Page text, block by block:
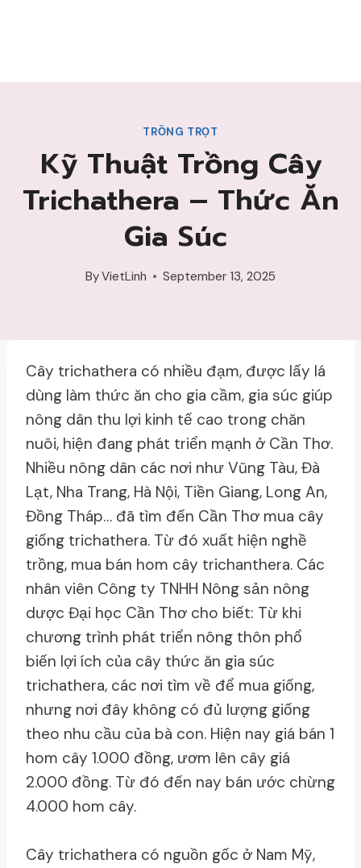
TRỒNG TRỌT
Kỹ Thuật Trồng Cây
Trichathera – Thức Ăn
Gia Súc
ByVietLinh September 13, 2025
Cây trichathera có nhiều đạm, được lấy lá
dùng làm thức ăn cho gia cầm, gia súc giúp
nông dân thu lợi kinh tế cao trong chăn
nuôi, hiện đang phát triển mạnh ở Cần Thơ.
Nhiều nông dân các nơi như Vũng Tàu, Đà
Lạt, Nha Trang, Hà Nội, Tiền Giang, Long An,
Đồng Tháp… đã tìm đến Cần Thơ mua cây
giống trichathera. Từ đó xuất hiện nghề
trồng, mua bán hom cây trichanthera. Các
nhân viên Công ty TNHH Nông sản nông
dược Đại học Cần Thơ cho biết: Từ khi
chương trình phát triển nông thôn phổ
biến lợi ích của cây thức ăn gia súc
trichathera, các nơi tìm về để mua giống,
nhưng nơi đây không có đủ lượng giống
theo nhu cầu của bà con. Hiện nay giá bán 1
hom cây 1.000 đồng, ươm lên cây giá
2.000 đồng. Từ đó đến nay bán ước chừng
4.000 hom cây.
Cây trichathera có nguồn gốc ở Nam Mỹ,